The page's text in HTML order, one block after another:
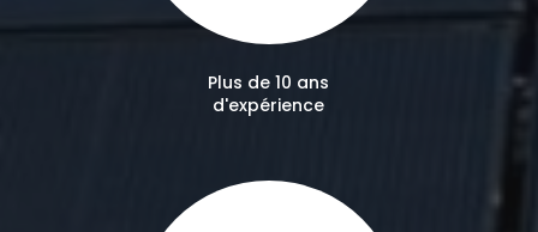
Plus de 10 ans
d'expérience